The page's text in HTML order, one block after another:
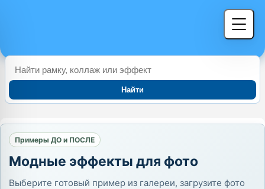
Найти
Примеры ДО и ПОСЛЕ
Модные эффекты для фото
Выберите готовый пример из галереи, загрузите фото